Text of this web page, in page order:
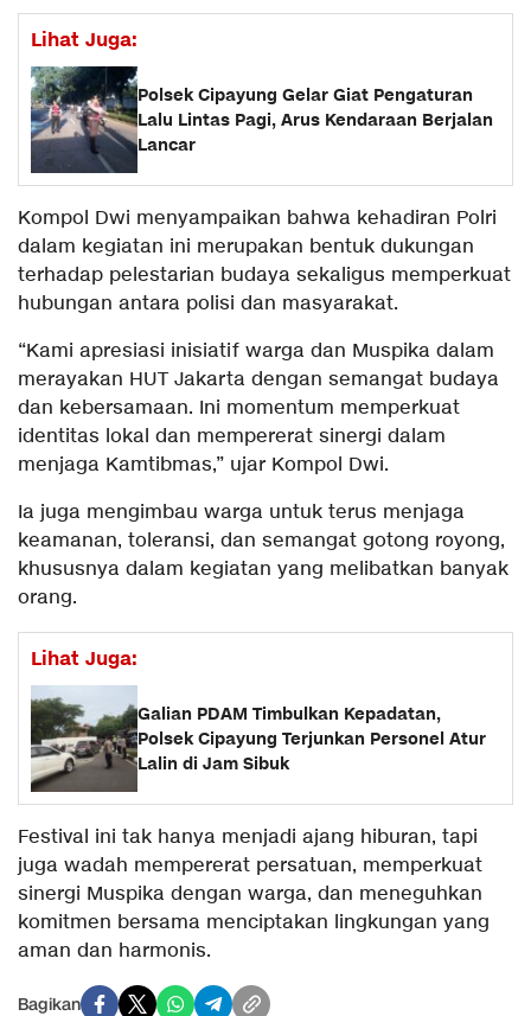
Lihat Juga:
Polsek Cipayung Gelar Giat Pengaturan
Lalu Lintas Pagi, Arus Kendaraan Berjalan
Lancar
Kompol Dwi menyampaikan bahwa kehadiran Polri
dalam kegiatan ini merupakan bentuk dukungan
terhadap pelestarian budaya sekaligus memperkuat
hubungan antara polisi dan masyarakat.
“Kami apresiasi inisiatif warga dan Muspika dalam
merayakan HUT Jakarta dengan semangat budaya
dan kebersamaan. Ini momentum memperkuat
identitas lokal dan mempererat sinergi dalam
menjaga Kamtibmas,” ujar Kompol Dwi.
Ia juga mengimbau warga untuk terus menjaga
keamanan, toleransi, dan semangat gotong royong,
khususnya dalam kegiatan yang melibatkan banyak
orang.
Lihat Juga:
Galian PDAM Timbulkan Kepadatan,
Polsek Cipayung Terjunkan Personel Atur
Lalin di Jam Sibuk
Festival ini tak hanya menjadi ajang hiburan, tapi
juga wadah mempererat persatuan, memperkuat
sinergi Muspika dengan warga, dan meneguhkan
komitmen bersama menciptakan lingkungan yang
aman dan harmonis.
Bagikan